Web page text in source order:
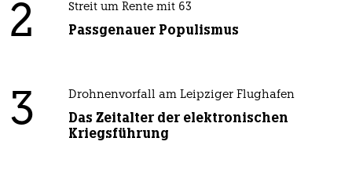
2 Streit um Rente mit 63
Passgenauer Populismus
3 Drohnenvorfall am Leipziger Flughafen
Das Zeitalter der elektronischen
Kriegsführung